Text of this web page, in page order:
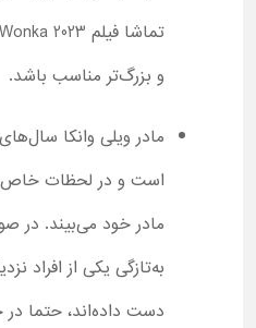
و بزرگ‌تر مناسب باشد.
مادر ویلی وانکا
است و در لحظات خاص،
مادر خود می‌بیند. در
به‌تازگی یکی از افراد
دست داده‌اند، حتما